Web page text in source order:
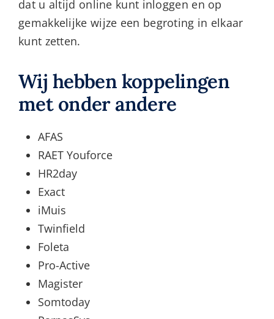
dat u altijd online kunt inloggen en op
gemakkelijke wijze een begroting in elkaar
kunt zetten.
Wij hebben koppelingen
met onder andere
AFAS
RAET Youforce
HR2day
Exact
iMuis
Twinfield
Foleta
Pro-Active
Magister
Somtoday